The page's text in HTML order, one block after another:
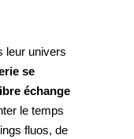
leur univers
se
échange
le temps
fluos, de